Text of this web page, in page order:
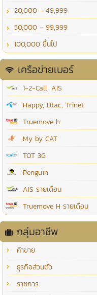
20,000 - 49,999
50,000 - 99,999
100,000 ขึ้นไป
เครือข่ายเบอร์
1-2-Call, AIS
Happy, Dtac, Trinet
Truemove h
My by CAT
TOT 3G
Penguin
AIS รายเดือน
Truemove H รายเดือน
กลุ่มอาชีพ
ค้าขาย
ธุรกิจส่วนตัว
ราชการ